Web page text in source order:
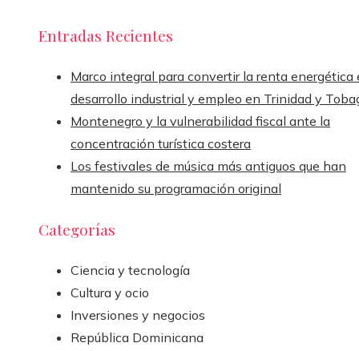
Entradas Recientes
Marco integral para convertir la renta energética
desarrollo industrial y empleo en Trinidad y
Montenegro y la vulnerabilidad fiscal ante la
concentración turística costera
Los festivales de música más antiguos que han
mantenido su programación original
Categorías
Ciencia y tecnología
Cultura y ocio
Inversiones y negocios
República Dominicana